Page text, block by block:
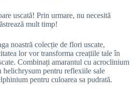
uscată! Prin urmare, nu necesită
mult timp!
noastră colecție de flori uscate,
lor vor transforma creațiile tale în
Combinați amarantul cu acroclinium
helichrysum pentru reflexiile sale
pentru culoarea sa pudrată.